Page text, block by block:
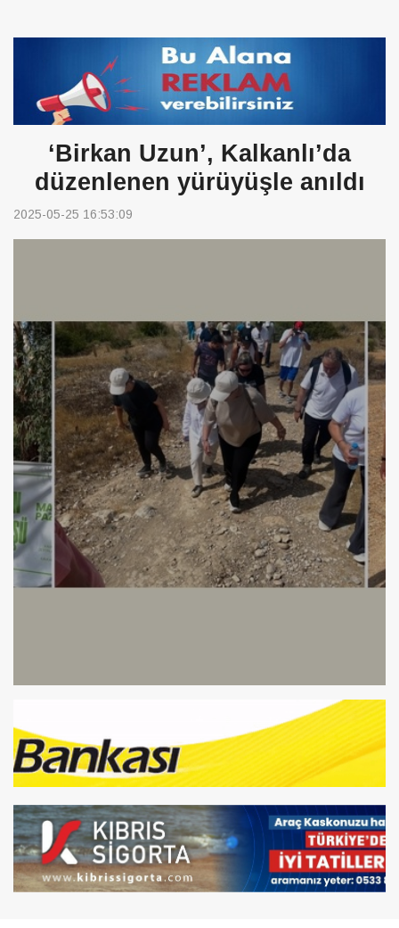
Şampiyon Melekleri Yaşatma
Derneği:Vicdanlarınız tutsak, kalemleriniz esir
‘Birkan Uzun’, Kalkanlı’da
düzenlenen yürüyüşle anıldı
2025-05-25 16:53:09